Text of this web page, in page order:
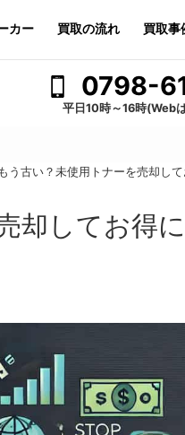
カー 買取の流れ 買取事
0798-
平日10時～16時(Web
う古い？未使用トナーを売却し
却してお得